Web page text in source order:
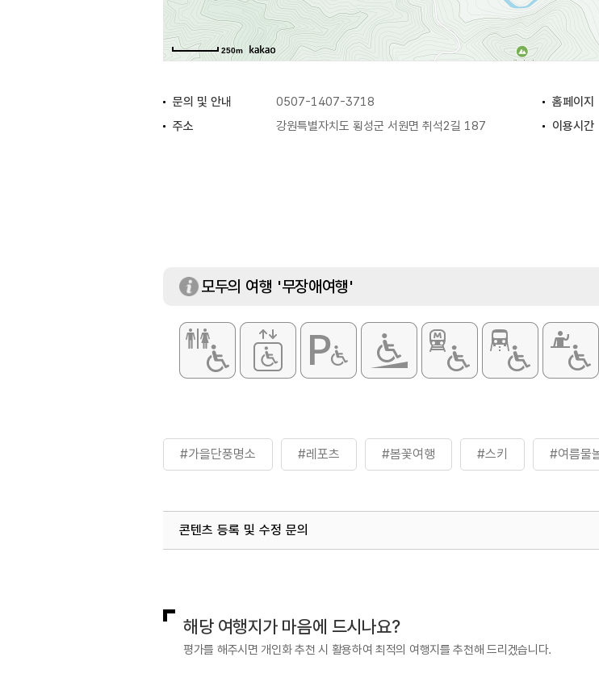
250m
문의 및 안내 0507-1407-3718 홈페이지
주소
강원특별자치도 횡성군 서원면 취석2길 187 이용시간
화장실
있음
모두의 여행 '무장애여행'
#가을단풍명소 #레포츠 #봄꽃여행 #스키 #여름물
콘텐츠 등록 및 수정 문의
해당 여행지가 마음에 드시나요?
평가를 해주시면 개인화 추천 시 활용하여 최적의 여행지를 추천해 드리겠습니다.